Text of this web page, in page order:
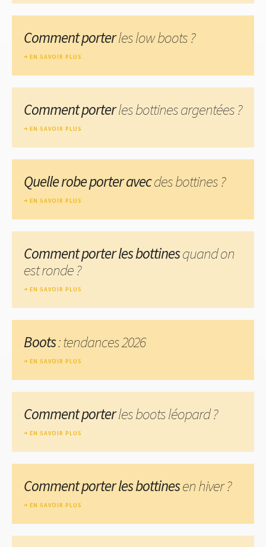
Comment porterles low boots ?
EN SAVOIR PLUS
Comment porterles bottines argentées ?
EN SAVOIR PLUS
Quelle robe porter avecdes bottines ?
EN SAVOIR PLUS
Comment porter les bottinesquand on
est ronde ?
EN SAVOIR PLUS
Boots: tendances 2026
EN SAVOIR PLUS
Comment porterles boots léopard ?
EN SAVOIR PLUS
Comment porter les bottinesen hiver ?
EN SAVOIR PLUS